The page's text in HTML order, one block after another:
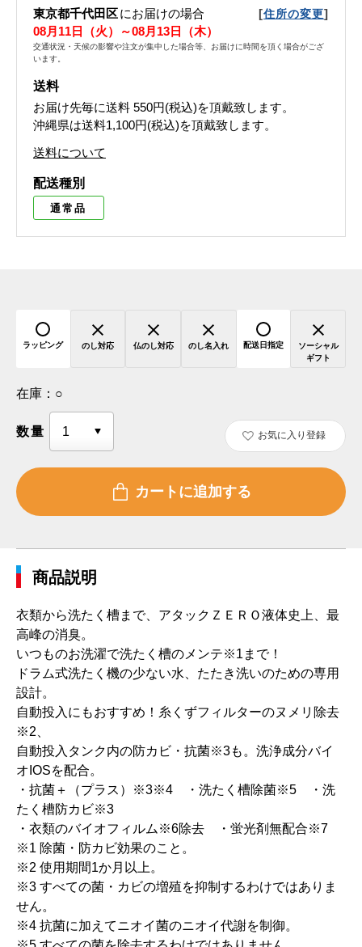
東京都千代田区にお届けの場合 [住所の変更]
08月11日（火）～08月13日（木）
交通状況・天候の影響や注文が集中した場合等、お届けに時間を頂く場合がござ
います。
送料
お届け先毎に送料 550円(税込)を頂戴致します。
沖縄県は送料1,100円(税込)を頂戴致します。
送料について
配送種別
通常品
ラッピング のし対応 仏のし対応 のし名入れ 配送日指定
ソーシャル
ギフト
在庫： ○
数量 お気に入り登録
商品説明
衣類から洗たく槽まで、アタックＺＥＲＯ液体史上、最
高峰の消臭。
いつものお洗濯で洗たく槽のメンテ※1まで！
ドラム式洗たく機の少ない水、たたき洗いのための専用
設計。
自動投入にもおすすめ！糸くずフィルターのヌメリ除去
※2、
自動投入タンク内の防カビ・抗菌※3も。洗浄成分バイ
オIOSを配合。
・抗菌＋（プラス）※3※4 ・洗たく槽除菌※5 ・洗
たく槽防カビ※3
・衣類のバイオフィルム※6除去 ・蛍光剤無配合※7
※1 除菌・防カビ効果のこと。
※2 使用期間1か月以上。
※3 すべての菌・カビの増殖を抑制するわけではありま
せん。
※4 抗菌に加えてニオイ菌のニオイ代謝を制御。